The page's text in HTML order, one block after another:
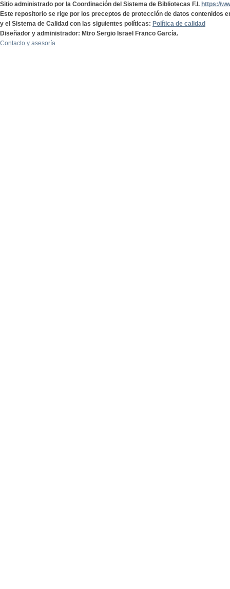
Sitio administrado por la Coordinación del Sistema de Bibliotecas F.I. https://
Este repositorio se rige por los preceptos de protección de datos contenidos
y el Sistema de Calidad con las siguientes políticas: Política de calidad
Diseñador y administrador: Mtro Sergio Israel Franco García.
Contacto y asesoría